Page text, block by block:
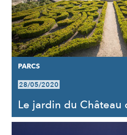
PARCS
28/05/2020
Le jardin du Château